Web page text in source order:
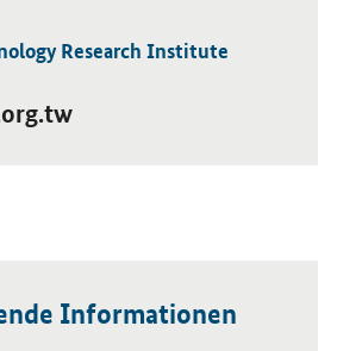
Research Institute
Informationen